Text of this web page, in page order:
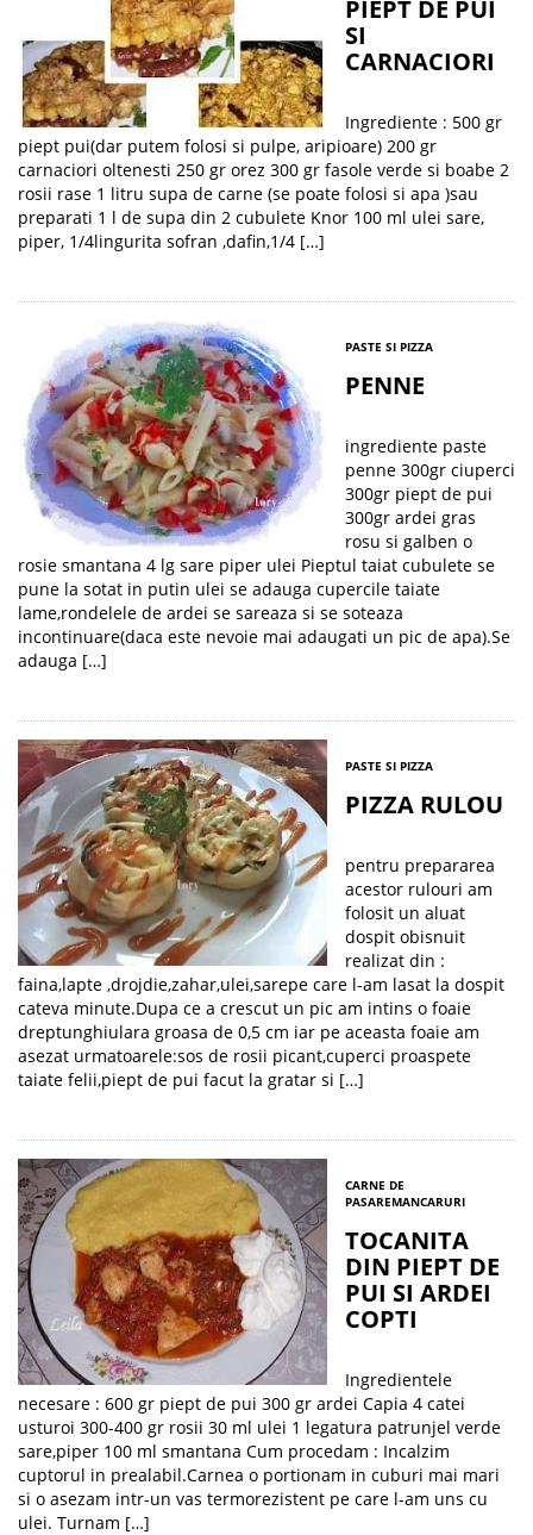
PIEPT DE PUI
SI
CARNACIORI
Ingrediente : 500 gr
piept pui(dar putem folosi si pulpe, aripioare) 200 gr
carnaciori oltenesti 250 gr orez 300 gr fasole verde si boabe 2
rosii rase 1 litru supa de carne (se poate folosi si apa )sau
preparati 1 l de supa din 2 cubulete Knor 100 ml ulei sare,
piper, 1/4lingurita sofran ,dafin,1/4 […]
PASTE SI PIZZA
PENNE
ingrediente paste
penne 300gr ciuperci
300gr piept de pui
300gr ardei gras
rosu si galben o
rosie smantana 4 lg sare piper ulei Pieptul taiat cubulete se
pune la sotat in putin ulei se adauga cupercile taiate
lame,rondelele de ardei se sareaza si se soteaza
incontinuare(daca este nevoie mai adaugati un pic de apa).Se
adauga […]
PASTE SI PIZZA
PIZZA RULOU
pentru prepararea
acestor rulouri am
folosit un aluat
dospit obisnuit
realizat din :
faina,lapte ,drojdie,zahar,ulei,sarepe care l-am lasat la dospit
cateva minute.Dupa ce a crescut un pic am intins o foaie
dreptunghiulara groasa de 0,5 cm iar pe aceasta foaie am
asezat urmatoarele:sos de rosii picant,cuperci proaspete
taiate felii,piept de pui facut la gratar si […]
CARNE DE
PASAREMANCARURI
TOCANITA
DIN PIEPT DE
PUI SI ARDEI
COPTI
Ingredientele
necesare : 600 gr piept de pui 300 gr ardei Capia 4 catei
usturoi 300-400 gr rosii 30 ml ulei 1 legatura patrunjel verde
sare,piper 100 ml smantana Cum procedam : Incalzim
cuptorul in prealabil.Carnea o portionam in cuburi mai mari
si o asezam intr-un vas termorezistent pe care l-am uns cu
ulei. Turnam […]